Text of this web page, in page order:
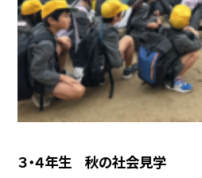
３・４年生 秋の社会見学